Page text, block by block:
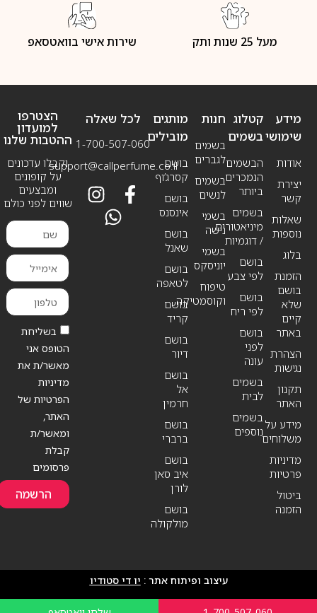
מעל 25 שנות ותק שירות אישי בוואטסאפ
מידע
שימושי
אודות
יצירת
קשר
שאלות
נוספות
בלוג
הזמנת
בושם
שלא
קיים
באתר
הצהרת
נגישות
תקנון
האתר
מידע על
משלוחים
מדיניות
פרטיות
ביטול
הזמנה
חנות
בשמים
לגברים
בשמים
לנשים
בשמי
נישה
בשמי
יוניסקס
טיפוח
וקוסמטיקה
קטלוג
בשמים
הבשמים
הנמכרים
ביותר
בשמים
מיניאטורים
/ דוגמיות
בושם
לפי צבע
בושם
לפי ריח
בושם
לפני
עונה
בשמים
לבית
בשמים
נוספים
מותגים
מובילים
בושם
קסרג’וף
בושם
אינסנס
בושם
שאנל
בושם
לטאפה
בושם
קריד
בושם
דיור
בושם
אל
חרמין
בושם
ברברי
בושם
איב סאן
לורן
בושם
מולקולה
לכל שאלה
1-700-507-060
support@callperfume.co.il
הצטרפו
למועדון
ההטבות שלנו
וקבלו עדכונים
על קופונים
ומבצעים
שווים לפני כולם
בשליחת
הטופס אני
מאשר/ת את
מדיניות
הפרטיות של
האתר,
ומאשר/ת
קבלת
פרסומים
הרשמה
עיצוב ופיתוח אתר : יו די סטודיו